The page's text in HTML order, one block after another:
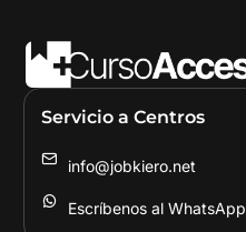
Servicio a Centros
info@jobkiero.net
Escríbenos al WhatsApp